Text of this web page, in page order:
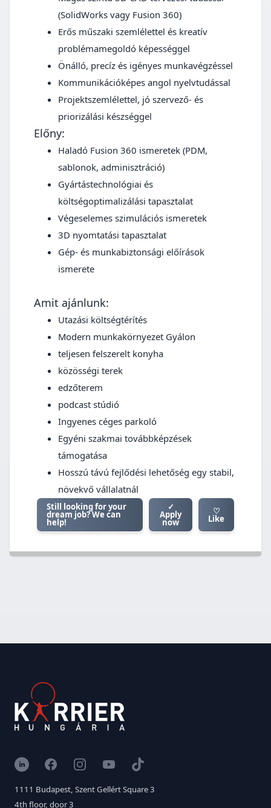
(SolidWorks vagy Fusion 360)
Erős műszaki szemlélettel és kreatív
problémamegoldó képességgel
Önálló, precíz és igényes munkavégzéssel
Kommunikációképes angol nyelvtudással
Projektszemlélettel, jó szervező- és
priorizálási készséggel
Előny:
Haladó Fusion 360 ismeretek (PDM,
sablonok, adminisztráció)
Gyártástechnológiai és
költségoptimalizálási tapasztalat
Végeselemes szimulációs ismeretek
3D nyomtatási tapasztalat
Gép- és munkabiztonsági előírások
ismerete
Amit ajánlunk:
Utazási költségtérítés
Modern munkakörnyezet Gyálon
teljesen felszerelt konyha
közösségi terek
edzőterem
podcast stúdió
Ingyenes céges parkoló
Egyéni szakmai továbbképzések
támogatása
Hosszú távú fejlődési lehetőség egy stabil,
növekvő vállalatnál
Still looking for your
dream job? We can
help!
✓
Apply
now
♡
Like
LinkedInFacebookInstagramYouTubeTikTok
1111 Budapest, Szent Gellért Square 3
4th floor, door 3